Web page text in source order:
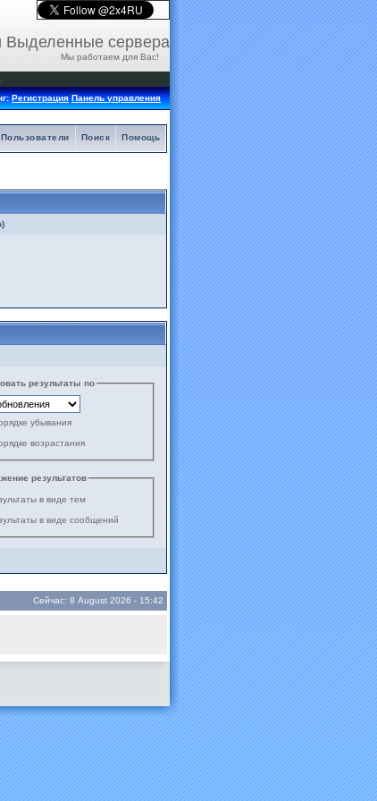
Выделенные сервера
Мы работаем для Вас!
Регистрация Панель управления
Помощь
Поиск
Пользователи
результаты по
убывания
возрастания
результатов
в виде тем
в виде сообщений
Сейчас: 8 August 2026 - 15:42